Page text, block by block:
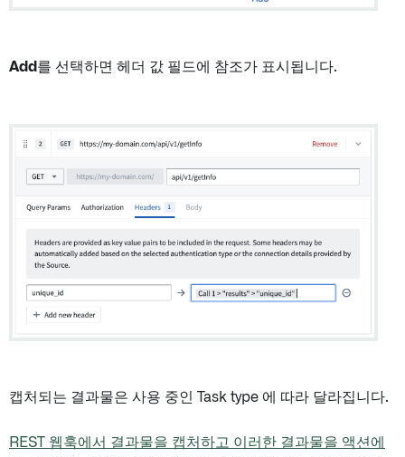
Add를 선택하면 헤더 값 필드에 참조가 표시됩니다.
캡처되는 결과물은 사용 중인 Task type 에 따라 달라집니다.
REST 웹훅에서 결과물을 캡처하고 이러한 결과물을 액션에